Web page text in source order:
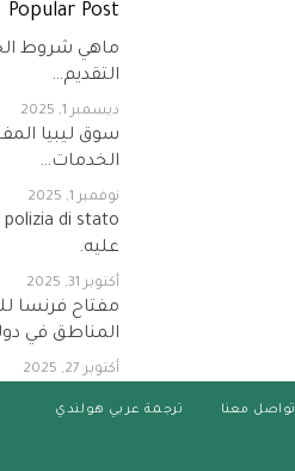
Popular Post
ماهي شروط
التقديم…
ديسمبر 1, 2025
سوق ليبيا
الخدمات…
نوفمبر 1, 2025
عليه.
أكتوبر 31, 2025
مفتاح فرنسا
المناطق في
أكتوبر 27, 2025
تواصل معنا ترجمة عربي هولندي